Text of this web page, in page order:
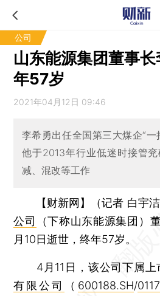
公司
山东能源集团董事
年57岁
2021年04月12日 09:46
李希勇出任全国第三大煤企“一
他于2013年行业低迷时接管
减、混改等工作
【财新网】（记者 白宇洁
公司
（下称山东能源集团）
月10日逝世，终年57岁。
4月11日，该公司下属上
有限公司
（ 600188.SH/